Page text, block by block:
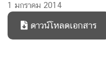
1 มกราคม 2014
ดาวน์โหลดเอกสาร